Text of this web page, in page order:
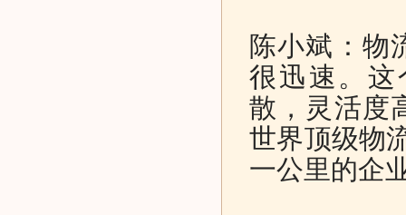
陈小斌：物
很迅速。
散，灵活度
世界顶级物
一公里的企